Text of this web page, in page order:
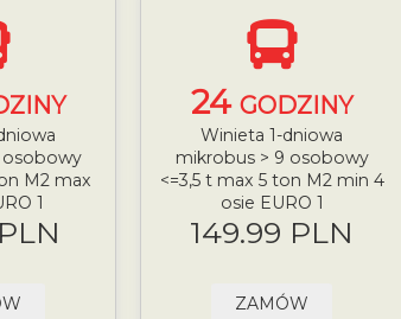
osobowy
M2 max
1
24 GODZINY
Winieta 1-dniowa
mikrobus > 9 osobowy
<=3,5 t max 5 ton M2 min 4
osie EURO 1
149.99 PLN
ZAMÓW